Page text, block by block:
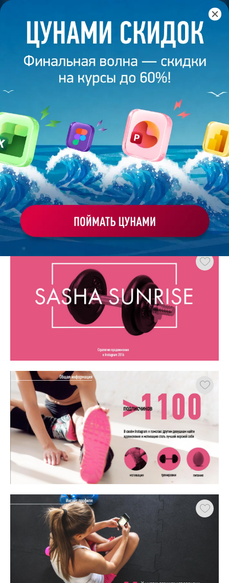
Главная /Банк слайдов / Презентация 113 – Разработана
студией Bonnie&Slide для фитнес проекта
ПРЕЗЕНТАЦИЯ 113 -
РАЗРАБОТАНА СТУДИЕЙ
BONNIE&SLIDE ДЛЯ ФИТНЕС
ПРОЕКТА
Моё избранное
эксперта
ХОЧУ ЗАКАЗАТЬ ТАКУЮ ПРЕЗЕНТАЦИЮ